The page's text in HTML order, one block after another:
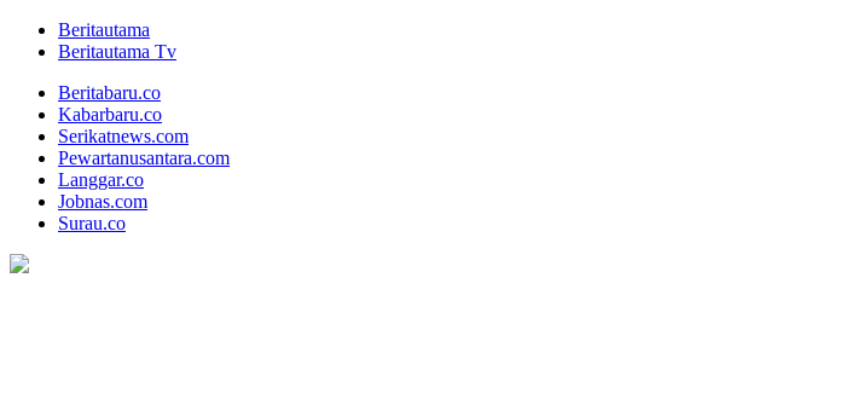
Beritautama
Beritautama Tv
Beritabaru.co
Kabarbaru.co
Serikatnews.com
Pewartanusantara.com
Langgar.co
Jobnas.com
Surau.co